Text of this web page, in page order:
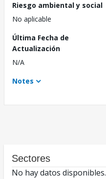
Riesgo ambiental y social
No aplicable
Última Fecha de
Actualización
N/A
Notes
Sectores
No hay datos disponibles.